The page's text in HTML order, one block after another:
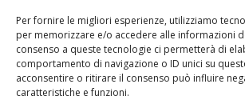
Per fornire le migliori esperienze, utilizziamo
per memorizzare e/o accedere alle informazioni
consenso a queste tecnologie ci permetterà di
comportamento di navigazione o ID unici su
acconsentire o ritirare il consenso può influire
caratteristiche e funzioni.
ramatogelsuGruppo di autoconsumatori
rinnovabile che agiscono collettivamente,
incentivi: una breve analisi